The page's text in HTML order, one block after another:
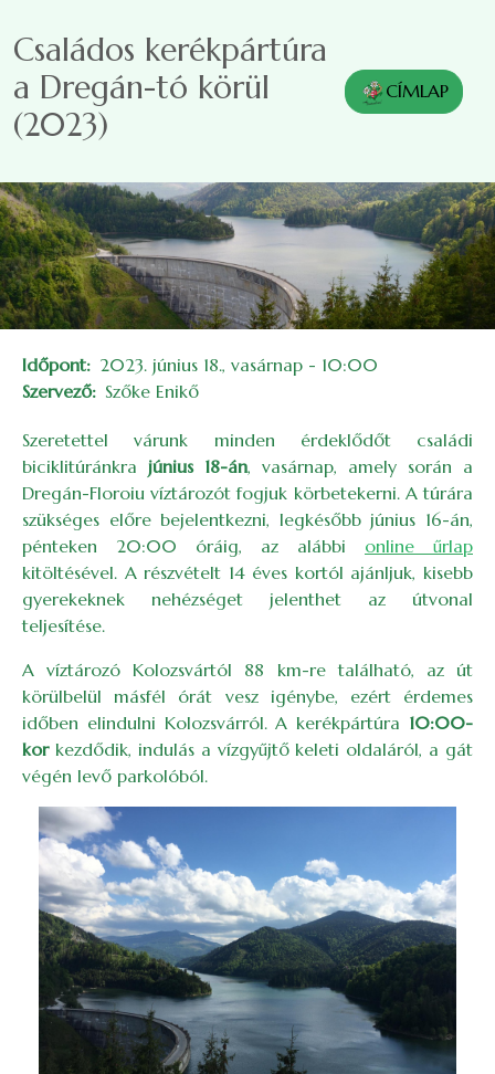
Családos kerékpártúra
a Dregán-tó körül
(2023)
CÍMLAP
Időpont
2023. június 18., vasárnap - 10:00
Szervező
Szőke Enikő
Szeretettel várunk minden érdeklődőt családi
biciklitúránkra június 18-án, vasárnap, amely során a
Dregán-Floroiu víztározót fogjuk körbetekerni. A túrára
szükséges előre bejelentkezni, legkésőbb június 16-án,
pénteken 20:00 óráig, az alábbi online űrlap
kitöltésével. A részvételt 14 éves kortól ajánljuk, kisebb
gyerekeknek nehézséget jelenthet az útvonal
teljesítése.
A víztározó Kolozsvártól 88 km-re található, az út
körülbelül másfél órát vesz igénybe, ezért érdemes
időben elindulni Kolozsvárról. A kerékpártúra 10:00-
korkezdődik, indulás a vízgyűjtő keleti oldaláról, a gát
végén levő parkolóból.
Image